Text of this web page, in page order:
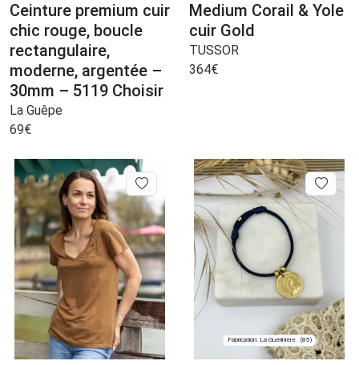
Ceinture premium cuir
chic rouge, boucle
rectangulaire,
moderne, argentée –
30mm – 5119 Choisir
La Guêpe
69€
Medium Corail & Yole
cuir Gold
TUSSOR
364€
Fabrication: La Guérinière (85)